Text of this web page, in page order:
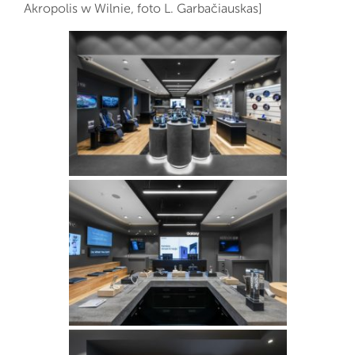
Akropolis w Wilnie, foto L. Garbačiauskas]